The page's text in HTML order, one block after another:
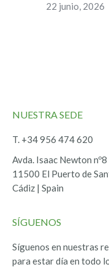
22 junio, 2026
NUESTRA SEDE
T. +34 956 474 620
Avda. Isaac Newton nº8
11500 El Puerto de
Cádiz | Spain
SÍGUENOS
Síguenos en nuestras
para estar día en todo